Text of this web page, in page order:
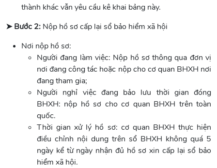
thành khác vẫn yêu cầu kê khai bảng này.
➤ Bước 2: Nộp hồ sơ cấp lại sổ bảo hiểm xã hội
Nơi nộp hồ sơ:
Người đang làm việc: Nộp hồ sơ thông qua đơn vị
nơi đang công tác hoặc nộp cho cơ quan BHXH nơi
đang tham gia;
Người nghỉ việc đang bảo lưu thời gian đóng
BHXH: nộp hồ sơ cho cơ quan BHXH trên toàn
quốc.
Thời gian xử lý hồ sơ: cơ quan BHXH thực hiện
điều chỉnh nội dung trên sổ BHXH không quá 5
ngày kể từ ngày nhận đủ hồ sơ xin cấp lại sổ bảo
hiểm xã hội.